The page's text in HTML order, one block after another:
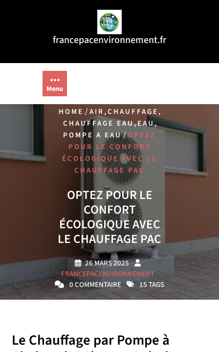
francepacenvironnement.fr
Menu
HOME /AIR,CHAUFFAGE,
CHAUFFAGE EAU,EAU,
POMPE A EAU/OPTEZ
POUR LE CONFORT
ÉCOLOGIQUE AVEC LE
CHAUFFAGE PAC
OPTEZ POUR LE
CONFORT
ÉCOLOGIQUE AVEC
LE CHAUFFAGE PAC
26 MARS 2025
FRANCEPACENVIRONNEMENT
0 COMMENTAIRE
15 TAGS
Le Chauffage par Pompe à